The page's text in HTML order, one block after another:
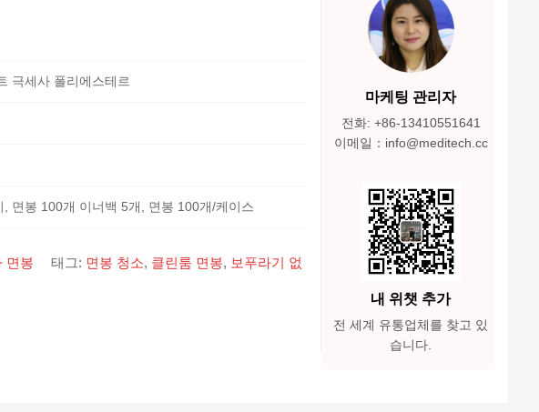
극세사 폴리에스테르
, 면봉 100개 이너백 5개, 면봉 100개/케이스
면봉 태그: 면봉 청소, 클린룸 면봉, 보푸라기 없
마케팅 관리자
전화: +86-13410551641
이메일：info@meditech.cc
내 위챗 추가
전 세계 유통업체를 찾고 있
습니다.